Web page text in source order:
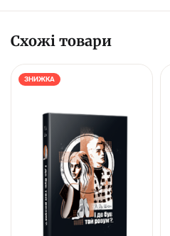
Схожі товари
ЗНИЖКА